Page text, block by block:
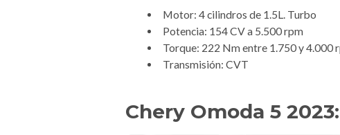
Motor: 4 cilindros de 1.5L. Turbo
Potencia: 154 CV a 5.500 rpm
Torque: 222 Nm entre 1.750 y 4.000
Transmisión: CVT
Chery Omoda 5